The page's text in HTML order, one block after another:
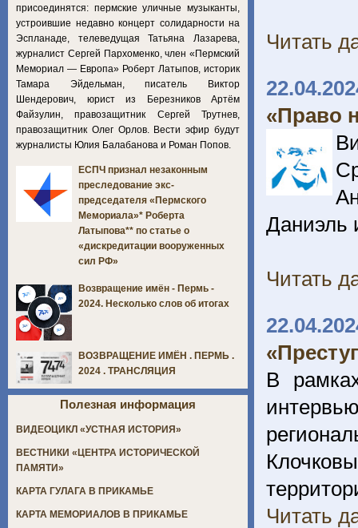
Читать
«Право
Даниэль
Читать
В
Читать
присоединятся: пермские уличные музыканты,
устроившие недавно концерт солидарности на
Эспланаде, телеведущая Татьяна Лазарева,
журналист Сергей Пархоменко, член «Пермский
Мемориал — Европа» Роберт Латыпов, историк
Тамара Эйдельман, писатель Виктор
Шендерович, юрист из Березников Артём
Файзулин, правозащитник Сергей Трутнев,
правозащитник Олег Орлов. Вести эфир будут
журналисты Юлия Балабанова и Роман Попов.
ЕСПЧ признал незаконным
преследование экс-
председателя «Пермского
Мемориала»* Роберта
Латыпова** по статье о
«дискредитации вооруженных
сил РФ»
Возвращение имён - Пермь -
2024. Несколько слов об итогах
ВОЗВРАЩЕНИЕ ИМЁН . ПЕРМЬ .
2024 . ТРАНСЛЯЦИЯ
Полезная информация
ВИДЕОЦИКЛ «УСТНАЯ ИСТОРИЯ»
ВЕСТНИКИ «ЦЕНТРА ИСТОРИЧЕСКОЙ
ПАМЯТИ»
КАРТА ГУЛАГА В ПРИКАМЬЕ
КАРТА МЕМОРИАЛОВ В ПРИКАМЬЕ